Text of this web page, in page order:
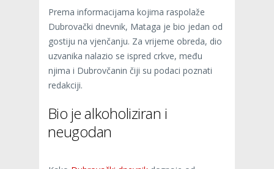
Prema informacijama kojima raspolaže
Dubrovački dnevnik, Mataga je bio jedan od
gostiju na vjenčanju. Za vrijeme obreda, dio
uzvanika nalazio se ispred crkve, među
njima i Dubrovčanin čiji su podaci poznati
redakciji.
Bio je alkoholiziran i
neugodan